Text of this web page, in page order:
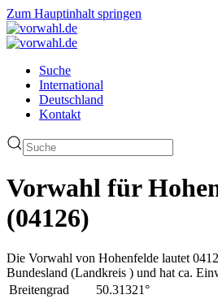
Zum Hauptinhalt springen
Suche
International
Deutschland
Kontakt
Vorwahl für
(04126)
Die Vorwahl von Hohenfelde lautet
Bundesland (Landkreis ) und hat ca.
Breitengrad
50.31321°